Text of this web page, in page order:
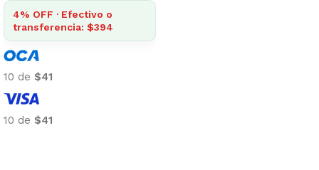
4% OFF · Efectivo o
transferencia: $394
10 de $41
10 de $41